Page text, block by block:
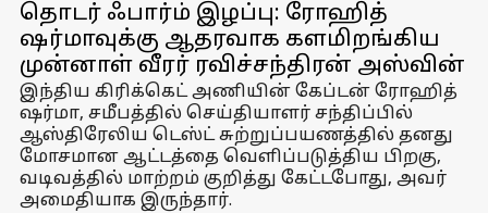
தொடர் ஃபார்ம் இழப்பு: ரோஹித்
ஷர்மாவுக்கு ஆதரவாக களமிறங்கிய
முன்னாள் வீரர் ரவிச்சந்திரன் அஸ்வின்
இந்திய கிரிக்கெட் அணியின் கேப்டன் ரோஹித்
ஷர்மா, சமீபத்தில் செய்தியாளர் சந்திப்பில்
ஆஸ்திரேலிய டெஸ்ட் சுற்றுப்பயணத்தில் தனது
மோசமான ஆட்டத்தை வெளிப்படுத்திய பிறகு,
வடிவத்தில் மாற்றம் குறித்து கேட்டபோது, ​​அவர்
அமைதியாக இருந்தார்.